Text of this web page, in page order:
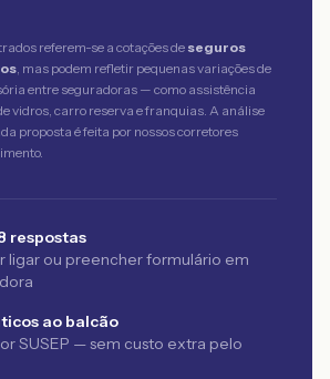
referem-se a cotações de seguros
, mas podem refletir pequenas variações de
entre seguradoras — como assistência
vidros, carro reserva e franquias. A análise
proposta é feita por nossos corretores
respostas
ligar ou preencher formulário em
ao balcão
SUSEP — sem custo extra pelo